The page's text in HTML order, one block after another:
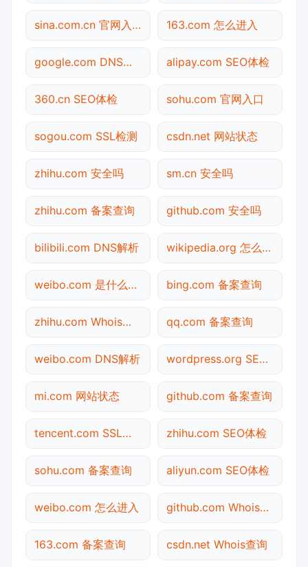
sina.com.cn 官网入口 163.com 怎么进入
google.com DNS解析 alipay.com SEO体检
360.cn SEO体检 sohu.com 官网入口
sogou.com SSL检测 csdn.net 网站状态
zhihu.com 安全吗 sm.cn 安全吗
zhihu.com 备案查询 github.com 安全吗
bilibili.com DNS解析 wikipedia.org 怎么进入
weibo.com 是什么网站 bing.com 备案查询
zhihu.com Whois查询 qq.com 备案查询
weibo.com DNS解析 wordpress.org SEO体检
mi.com 网站状态 github.com 备案查询
tencent.com SSL检测 zhihu.com SEO体检
sohu.com 备案查询 aliyun.com SEO体检
weibo.com 怎么进入 github.com Whois查询
163.com 备案查询 csdn.net Whois查询